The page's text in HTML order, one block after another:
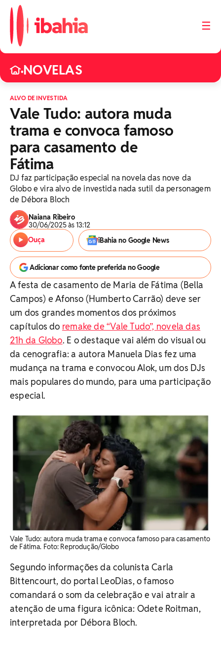
☰
•NOVELAS
ALVO DE INVESTIDA
Vale Tudo: autora muda
trama e convoca famoso
para casamento de
Fátima
DJ faz participação especial na novela das nove da
Globo e vira alvo de investida nada sutil da personagem
de Débora Bloch
Naiana Ribeiro
30/06/2025 às 13:12
Ouça
iBahia no Google News
Adicionar como fonte preferida no Google
A festa de casamento de Maria de Fátima (Bella
Campos) e Afonso (Humberto Carrão) deve ser
um dos grandes momentos dos próximos
capítulos do remake de “Vale Tudo”, novela das
21h da Globo. E o destaque vai além do visual ou
da cenografia: a autora Manuela Dias fez uma
mudança na trama e convocou Alok, um dos DJs
mais populares do mundo, para uma participação
especial.
Vale Tudo: autora muda trama e convoca famoso para casamento
de Fátima. ​Foto: Reprodução/Globo
Segundo informações da colunista Carla
Bittencourt, do portal LeoDias, o famoso
comandará o som da celebração e vai atrair a
atenção de uma figura icônica: Odete Roitman,
interpretada por Débora Bloch.